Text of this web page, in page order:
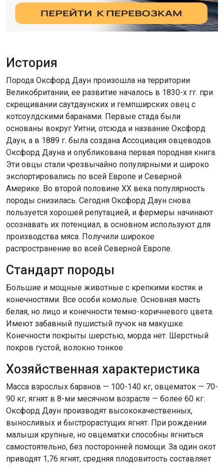
История
Порода Оксфорд Даун произошла на территории
Великобритании, ее развитие началось в 1830-х гг. при
скрещивании саутдаунских и гемпширских овец с
котсоулдскими баранами. Первые стада были
основаны вокруг Уитни, отсюда и название Оксфорд
Даун, а в 1889 г. была создана Ассоциация овцеводов
Оксфорд Дауна и опубликована первая породная книга.
Эти овцы стали чрезвычайно популярными и широко
экспортировались по всей Европе и Северной
Америке. Во второй половине ХХ века популярность
породы снизилась. Сегодня Оксфорд Даун снова
пользуется хорошей репутацией, и фермеры начинают
осознавать их потенциал, в основном используют для
производства мяса. Получили широкое
распространение во всей Северной Европе.
Стандарт породы
Большие и мощные животные с крепкими костяк и
конечностями. Все особи комолые. Основная масть
белая, но лицо и конечности темно-коричневого цвета.
Имеют забавный пушистый пучок на макушке.
Конечности покрыты шерстью, морда нет. Шерстный
покров густой, волокно тонкое.
Хозяйственная характеристика
Масса взрослых баранов — 100-140 кг, овцематок — 70-
90 кг, ягнят в 8-ми месячном возрасте — более 60 кг.
Оксфорд Даун производят высококачественных,
выносливых и быстрорастущих ягнят. При рождении
малыши крупные, но овцематки способны ягниться
самостоятельно, без посторонней помощи. За один окот
приводят 1,76 ягнят, средняя плодовитость составляет